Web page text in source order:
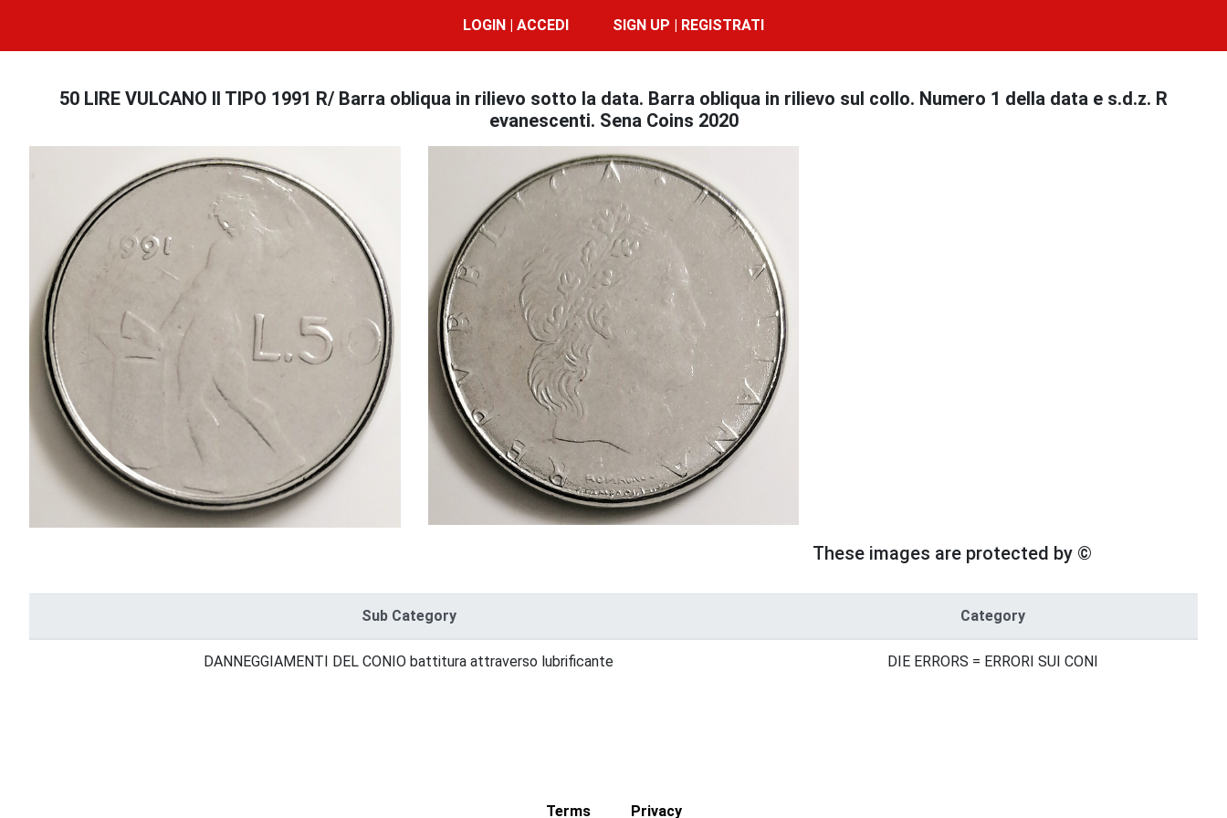
LOGIN | ACCEDI SIGN UP | REGISTRATI
50 LIRE VULCANO II TIPO 1991 R/ Barra obliqua in rilievo sotto la data. Barra obliqua in rilievo sul collo. Numero 1 della data e s.d.z. R
evanescenti. Sena Coins 2020
These images are protected by ©
Sub Category Category
DANNEGGIAMENTI DEL CONIO battitura attraverso lubrificante DIE ERRORS = ERRORI SUI CONI
Terms Privacy